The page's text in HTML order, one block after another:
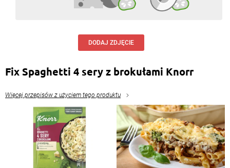
Maicky 12 , 26.10.2019
pyszne!
Odpowiedz
Angelika Rążewska , 23.09.2019
Wprost przepychota, przepis Bomba, zaraz po
upieczeniu zniknęła w minute
Odpowiedz
DODAJ ZDJĘCIE
Fix Spaghetti 4 sery z brokułami Knorr
Więcej przepisów z użyciem tego produktu